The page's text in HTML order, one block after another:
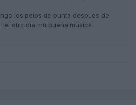
los pelos de punta despues de
el otro dia,mu buena musica.